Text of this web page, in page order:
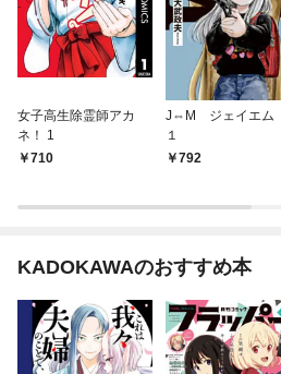
女子高生除霊師アカ
ネ！ 1
710
J⇔M ジェイエム
１
792
KADOKAWAのおすすめ本